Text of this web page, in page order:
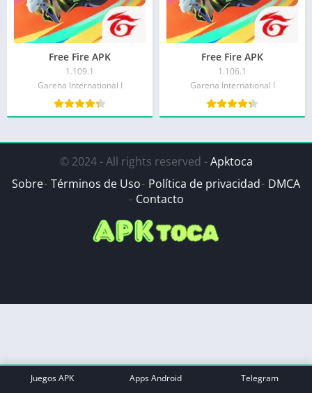
Free Fire APK
1.109.1
Garena International I
Free Fire APK
1.106.1
Garena International I
© 2024 - All rights reserved -Apktoca
Sobre Términos de Uso Política de privacidad DMCA
Contacto
Juegos APK Apps Android Telegram